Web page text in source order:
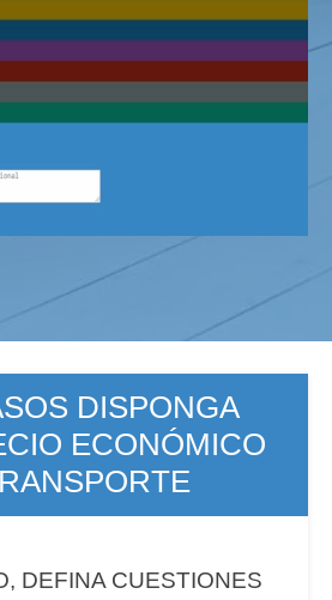
DISPONGA
ECONÓMICO
DEFINA CUESTIONES